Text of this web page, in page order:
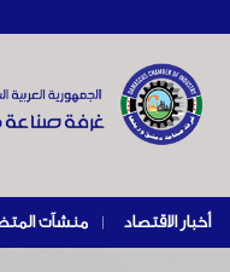
أخبار الاقتصاد |